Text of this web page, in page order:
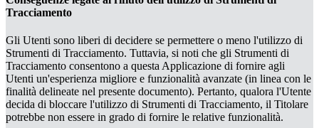
Tracciamento
Gli Utenti sono liberi di decidere se permettere o meno l'utilizzo di
Strumenti di Tracciamento. Tuttavia, si noti che gli Strumenti di
Tracciamento consentono a questa Applicazione di fornire agli
Utenti un'esperienza migliore e funzionalità avanzate (in linea con le
finalità delineate nel presente documento). Pertanto, qualora l'Utente
decida di bloccare l'utilizzo di Strumenti di Tracciamento, il Titolare
potrebbe non essere in grado di fornire le relative funzionalità.